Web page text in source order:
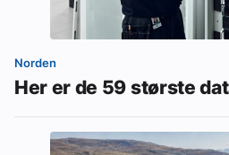
Norden
Her er de 59 største